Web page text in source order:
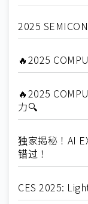
2025
🔥2025
🔥2025
力🔍
独家揭秘！AI
错过！
CES 2025: